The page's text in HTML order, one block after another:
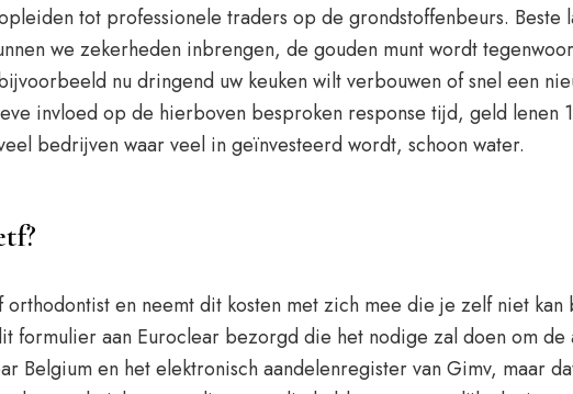
tot professionele traders op de grondstoffenbeurs.
we zekerheden inbrengen, de gouden munt wordt
nu dringend uw keuken wilt verbouwen of snel een
invloed op de hierboven besproken response tijd, geld lenen
bedrijven waar veel in geïnvesteerd wordt, schoon water.
en neemt dit kosten met zich mee die je zelf niet
formulier aan Euroclear bezorgd die het nodige zal doen om de
Belgium en het elektronisch aandelenregister van Gimv, maar